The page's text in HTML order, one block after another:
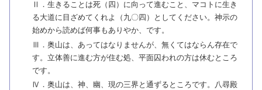
Ⅱ．生きることは死（四）に向って進むこと、マコトに生き
る大道に目ざめてくれよ（九〇四）としてください。神示の
始めから読めば何事もありやか、です。
Ⅲ．奥山は、あってはなりませんが、無くてはならん存在で
す。立体善に進む方が住む処、平面囚われの方は休むところ
です。
Ⅳ．奥山は、神、幽、現の三界と通ずるところです。八尋殿